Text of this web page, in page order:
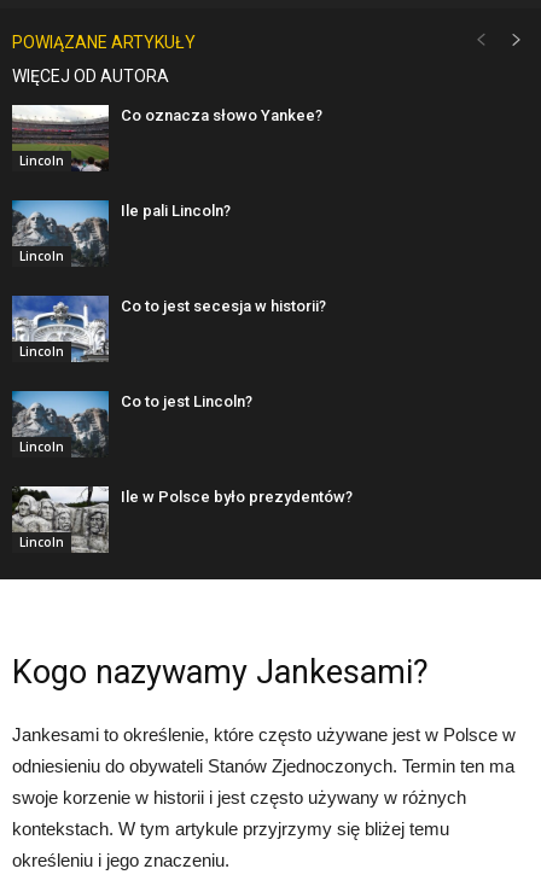
POWIĄZANE ARTYKUŁY
WIĘCEJ OD AUTORA
Lincoln
Co oznacza słowo Yankee?
Lincoln
Ile pali Lincoln?
Lincoln
Co to jest secesja w historii?
Lincoln
Co to jest Lincoln?
Lincoln
Ile w Polsce było prezydentów?
Kogo nazywamy Jankesami?
Jankesami to określenie, które często używane jest w Polsce w
odniesieniu do obywateli Stanów Zjednoczonych. Termin ten ma
swoje korzenie w historii i jest często używany w różnych
kontekstach. W tym artykule przyjrzymy się bliżej temu
określeniu i jego znaczeniu.